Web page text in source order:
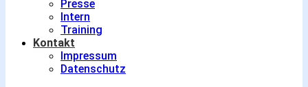
Presse
Intern
Training
Kontakt
Impressum
Datenschutz